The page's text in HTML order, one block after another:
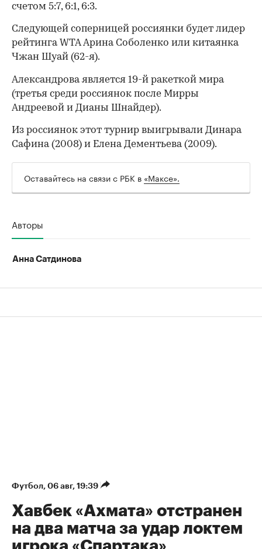
счетом 5:7, 6:1, 6:3.
Следующей соперницей россиянки будет лидер
рейтинга WTA Арина Соболенко или китаянка
Чжан Шуай (62-я).
00:00 / 00:00
Александрова является 19-й ракеткой мира
(третья среди россиянок после Мирры
Андреевой и Дианы Шнайдер).
Из россиянок этот турнир выигрывали Динара
Сафина (2008) и Елена Дементьева (2009).
Оставайтесь на связи с РБК в «Максе».
Авторы
Анна Сатдинова
Футбол⁠, 06 авг, 19:39
Хавбек «Ахмата» отстранен
на два матча за удар локтем